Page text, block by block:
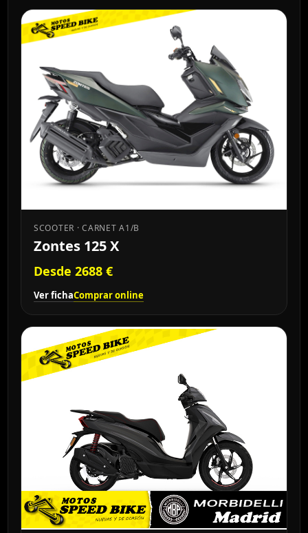
SCOOTER · CARNET A1/B
Zontes 125 X
Desde 2688 €
Ver fichaComprar online